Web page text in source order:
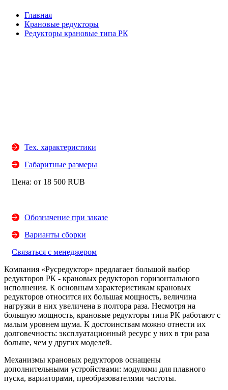
Главная
Крановые редукторы
Редукторы крановые типа РК
Тех. характеристики
Габаритные размеры
Цена: от 18 500 RUB
Обозначение при заказе
Варианты сборки
Связаться с менеджером
Компания «Русредуктор» предлагает большой выбор
редукторов РК - крановых редукторов горизонтального
исполнения. К основным характеристикам крановых
редукторов относится их большая мощность, величина
нагрузки в них увеличена в полтора раза. Несмотря на
большую мощность, крановые редукторы типа РК работают с
малым уровнем шума. К достоинствам можно отнести их
долговечность: эксплуатационный ресурс у них в три раза
больше, чем у других моделей.
Механизмы крановых редукторов оснащены
дополнительными устройствами: модулями для плавного
пуска, вариаторами, преобразователями частоты.